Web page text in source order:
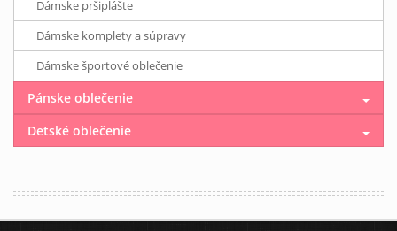
Dámske pršiplášte
Dámske komplety a súpravy
Dámske športové oblečenie
Pánske oblečenie
Detské oblečenie